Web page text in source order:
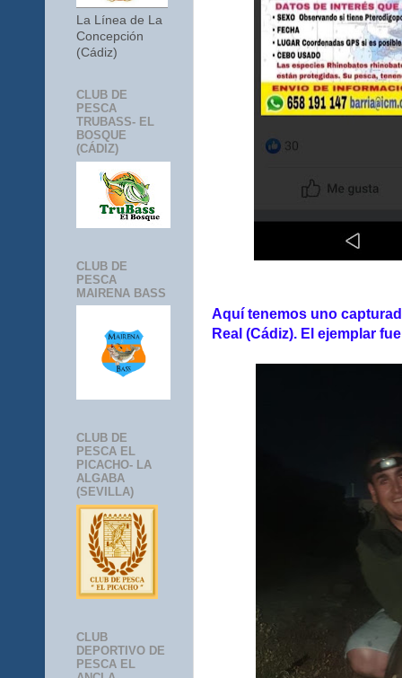
Aquí tenemos uno
Real (Cádiz). El ejemplar
La Línea de La
Concepción
(Cádiz)
CLUB DE
PESCA
TRUBASS- EL
BOSQUE
(CÁDIZ)
CLUB DE
PESCA
MAIRENA BASS
CLUB DE
PESCA EL
PICACHO- LA
ALGABA
(SEVILLA)
CLUB
DEPORTIVO DE
PESCA EL